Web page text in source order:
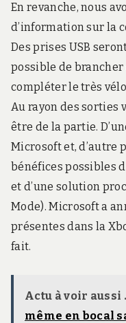
En revanche, nous
d’information sur la
Des prises USB
possible de
compléter le très
Au rayon des sorties
être de la partie.
Microsoft et, d’autre
bénéfices possibles
et d’une solution
Mode). Microsoft a
présentes dans la
fait.
Actu à voir aussi
même en bocal